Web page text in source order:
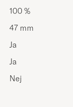
100 %
47 mm
Ja
Ja
Nej